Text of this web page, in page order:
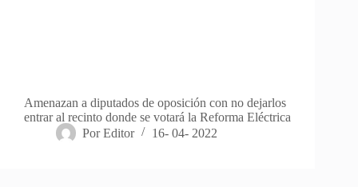
Amenazan a diputados de oposición con no dejarlos
entrar al recinto donde se votará la Reforma Eléctrica
Por Editor 16- 04- 2022